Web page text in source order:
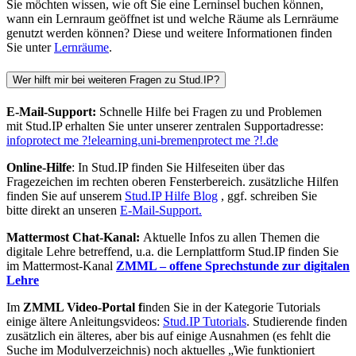
Sie möchten wissen, wie oft Sie eine Lerninsel buchen können,
wann ein Lernraum geöffnet ist und welche Räume als Lernräume
genutzt werden können? Diese und weitere Informationen finden
Sie unterLernräume.
Wer hilft mir bei weiteren Fragen zu Stud.IP?
E-Mail-Support: Schnelle Hilfe bei Fragen zu und Problemen
mit Stud.IP erhalten Sie unter unserer zentralen Supportadresse:
infoprotect me ?!elearning.uni-bremenprotect me ?!.de
Online-Hilfe: In Stud.IP finden Sie Hilfeseiten über das
Fragezeichen im rechten oberen Fensterbereich. zusätzliche Hilfen
finden Sie auf unserem Stud.IP Hilfe Blog , ggf. schreiben Sie
bitte direkt an unseren E-Mail-Support.
Mattermost Chat-Kanal: Aktuelle Infos zu allen Themen die
digitale Lehre betreffend, u.a. die Lernplattform Stud.IP finden Sie
im Mattermost-Kanal ZMML – offene Sprechstunde zur digitalen
Lehre
Im ZMML Video-Portal finden Sie in der Kategorie Tutorials
einige ältere Anleitungsvideos: Stud.IP Tutorials. Studierende finden
zusätzlich ein älteres, aber bis auf einige Ausnahmen (es fehlt die
Suche im Modulverzeichnis) noch aktuelles „Wie funktioniert